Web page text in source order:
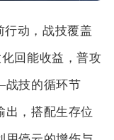
行动，战技覆盖
回能收益，普攻
技的循环节
出，搭配生存位